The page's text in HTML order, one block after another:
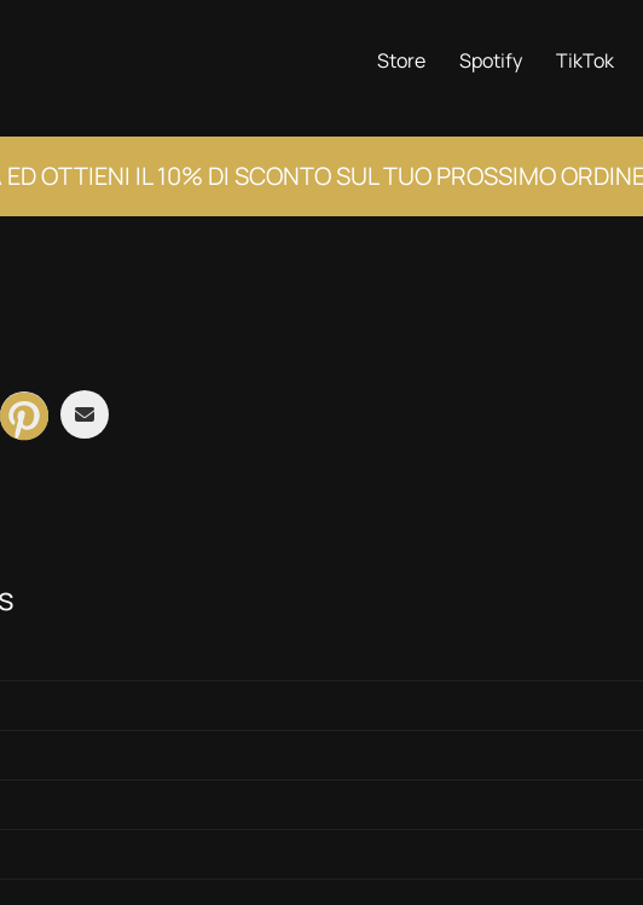
Store Spotify TikTok
OTTIENI IL 10% DI SCONTO SUL TUO PROSSIMO